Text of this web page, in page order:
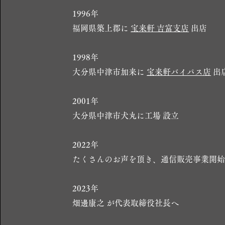
1996年
福岡県築上郡に 宝来軒 吉富支店 出店
1998年
大分県中津市加来に 宝来軒バイパス店 出
2001年
大分県中津市犬丸に工場 設立
2022年
たくさんのお声を頂き、通信販売事業開始
2023年
​畑邊康之 が代表取締役社長へ